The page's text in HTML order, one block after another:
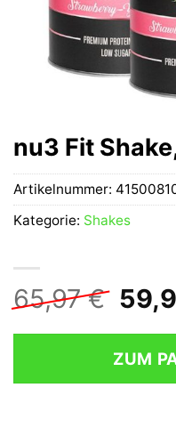
nu3 Fit
65,97€
Preis
war:
ZUM
Artikelnummer:
Kategorie: Shakes